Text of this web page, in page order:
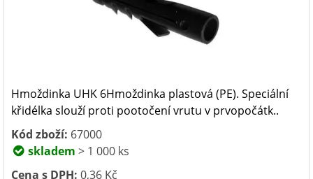
Hmoždinka UHK 6Hmoždinka plastová (PE). Speciální
křidélka slouží proti pootočení vrutu v prvopočátk..
Kód zboží: 67000
skladem > 1 000 ks
Cena s DPH: 0,36 Kč